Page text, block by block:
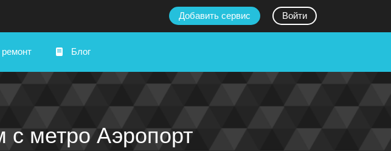
Добавить сервис Войти
Блог
метро Аэропорт